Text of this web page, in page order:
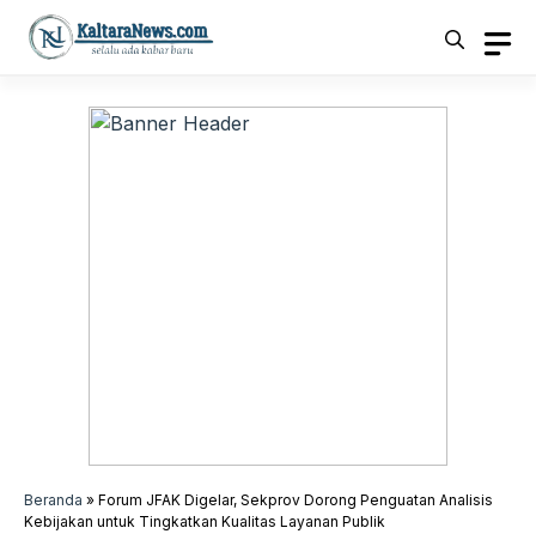
Langsung
Beranda » Forum JFAK Digelar, Sekprov Dorong Penguatan Analisis
Kebijakan untuk Tingkatkan Kualitas Layanan Publik